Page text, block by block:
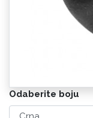
Odaberite boju